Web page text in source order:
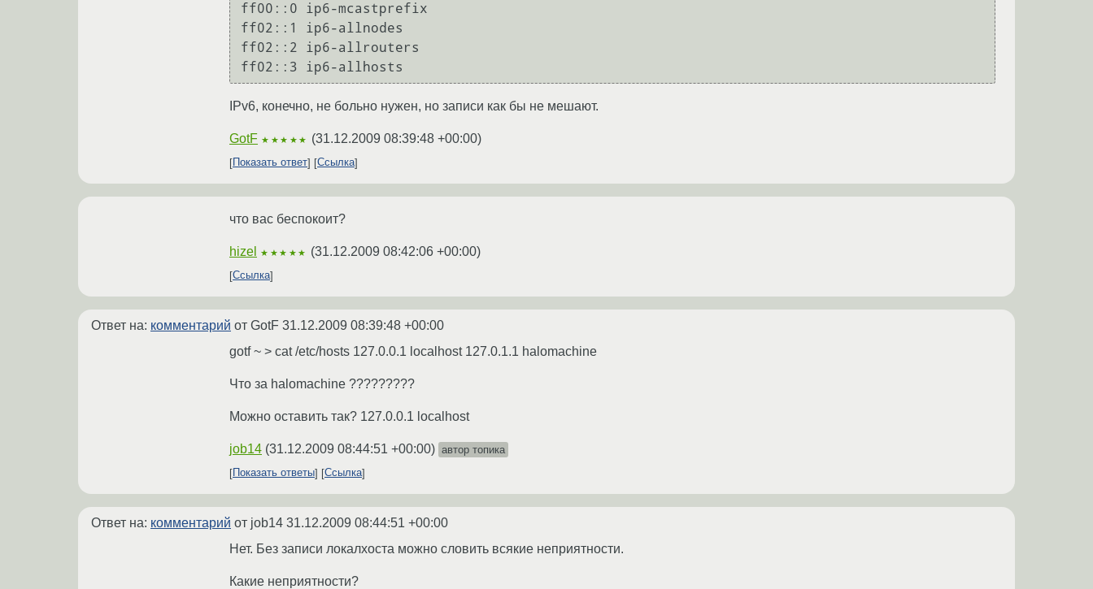
ff00::0 ip6-mcastprefix
ff02::1 ip6-allnodes
ff02::2 ip6-allrouters
ff02::3 ip6-allhosts
IPv6, конечно, не больно нужен, но записи как бы не мешают.
GotF ★★★★★ (31.12.2009 08:39:48 +00:00)
Показать ответ Ссылка
что вас беспокоит?
hizel ★★★★★ (31.12.2009 08:42:06 +00:00)
Ссылка
Ответ на: комментарий от GotF 31.12.2009 08:39:48 +00:00
gotf ~ > cat /etc/hosts 127.0.0.1 localhost 127.0.1.1 halomachine
Что за halomachine ?????????
Можно оставить так? 127.0.0.1 localhost
job14 (31.12.2009 08:44:51 +00:00) автор топика
Показать ответы
Ссылка
Ответ на: комментарий от job14 31.12.2009 08:44:51 +00:00
Нет. Без записи локалхоста можно словить всякие неприятности.
Какие неприятности?